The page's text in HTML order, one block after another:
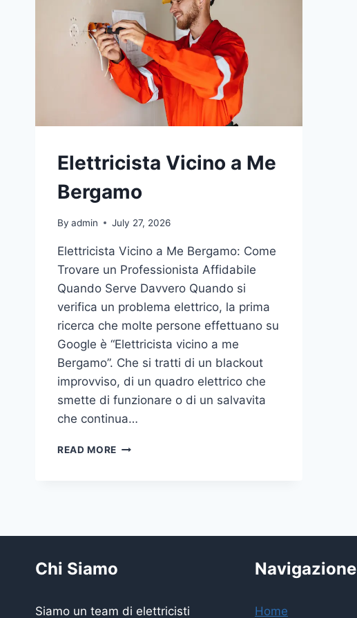
Elettricista Vicino a Me
Bergamo
By admin July 27, 2026
Elettricista Vicino a Me Bergamo: Come
Trovare un Professionista Affidabile
Quando Serve Davvero Quando si
verifica un problema elettrico, la prima
ricerca che molte persone effettuano su
Google è “Elettricista vicino a me
Bergamo”. Che si tratti di un blackout
improvviso, di un quadro elettrico che
smette di funzionare o di un salvavita
che continua…
READ MORE ELETTRICISTA
Chi Siamo
Siamo un team di elettricisti
Navigazione
Home